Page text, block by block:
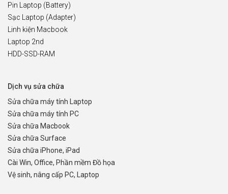
Pin Laptop (Battery)
Sạc Laptop (Adapter)
Linh kiện Macbook
Laptop 2nd
HDD-SSD-RAM
Dịch vụ sửa chữa
Sửa chữa máy tính Laptop
Sửa chữa máy tính PC
Sửa chữa Macbook
Sửa chữa Surface
Sửa chữa iPhone, iPad
Cài Win, Office, Phần mềm Đồ họa
Vệ sinh, nâng cấp PC, Laptop